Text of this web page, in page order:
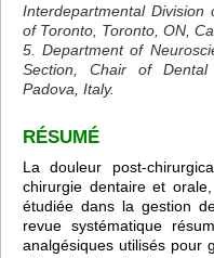
Interdepartmental
of Toronto, Toronto, ON,
5. Department of
Section, Chair of Dental
Padova, Italy.
RÉSUMÉ
La douleur post-
chirurgie dentaire et
étudiée dans la gestion
revue systématique
analgésiques utilisés pour